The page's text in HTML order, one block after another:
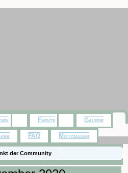
der Community
Events Galerie
FAQ Motivjaeger